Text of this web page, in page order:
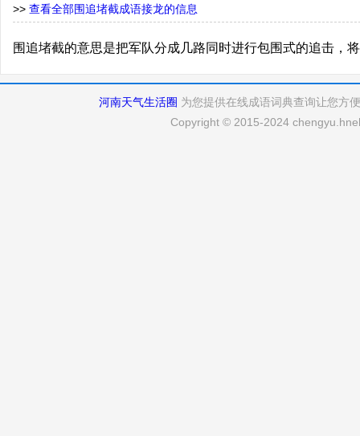
>> 查看全部围追堵截成语接龙的信息
围追堵截的意思是把军队分成几路同时进行包围式的追击，
河南天气生活圈 为您提供在线成语词典查询让您方
Copyright © 2015-2024